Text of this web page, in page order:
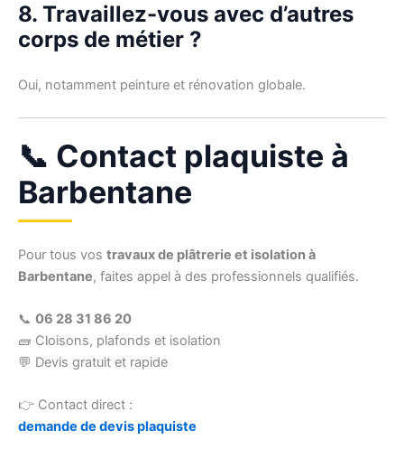
8. Travaillez-vous avec d’autres
corps de métier ?
Oui, notamment peinture et rénovation globale.
📞 Contact plaquiste à
Barbentane
Pour tous vos travaux de plâtrerie et isolation à
Barbentane, faites appel à des professionnels qualifiés.
📞 06 28 31 86 20
🧱 Cloisons, plafonds et isolation
💬 Devis gratuit et rapide
👉 Contact direct :
demande de devis plaquiste